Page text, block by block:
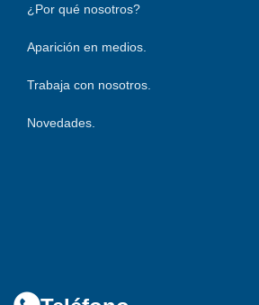
¿Por qué nosotros?
Aparición en medios.
Trabaja con nosotros.
Novedades.